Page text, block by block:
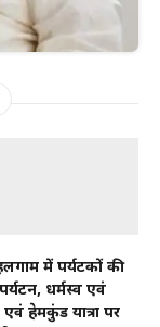
में पर्यटकों की
धर्मस्व एवं
हेमकुंड यात्रा पर